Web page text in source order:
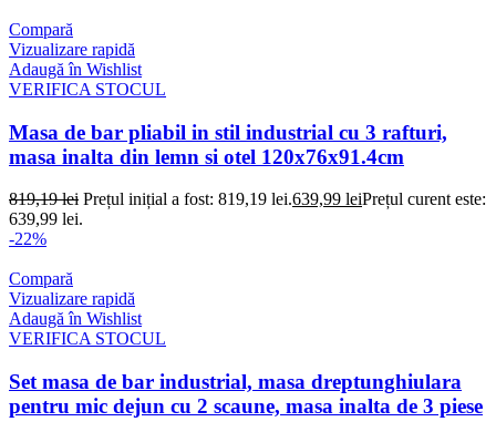
Compară
Vizualizare rapidă
Adaugă în Wishlist
VERIFICA STOCUL
Masa de bar pliabil in stil industrial cu 3 rafturi,
masa inalta din lemn si otel 120x76x91.4cm
819,19lei Prețul inițial a fost: 819,19 lei.639,99 leiPrețul curent este:
639,99 lei.
-22%
Compară
Vizualizare rapidă
Adaugă în Wishlist
VERIFICA STOCUL
Set masa de bar industrial, masa dreptunghiulara
pentru mic dejun cu 2 scaune, masa inalta de 3 piese